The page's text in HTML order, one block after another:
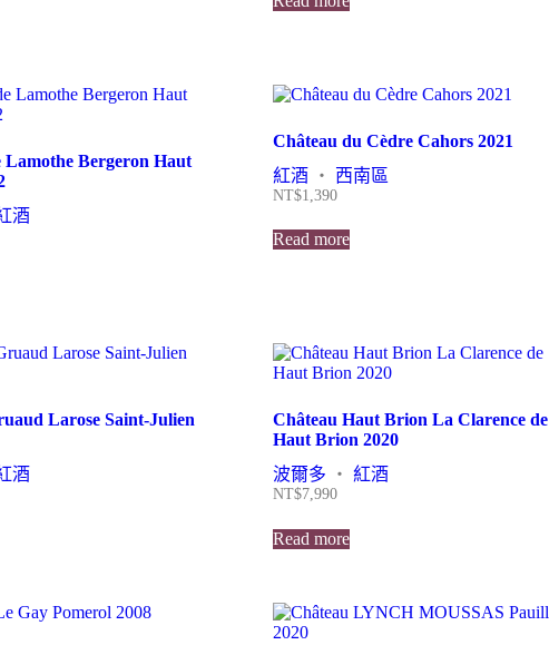
Lamothe Bergeron Haut
酒
Château du Cèdre Cahors 2021
紅酒 ・ 西南區
NT$1,390
Read more
Larose Saint-Julien
酒
Château Haut Brion La Clarence de
Haut Brion 2020
波爾多 ・紅酒
NT$7,990
Read more